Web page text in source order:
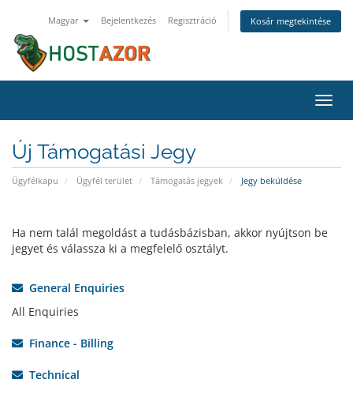
Magyar Bejelentkezés Regisztráció Kosár megtekintése
a
Új Támogatási Jegy
Ügyfélkapu Ügyfél terület Támogatás jegyek Jegy beküldése
Ha nem talál megoldást a tudásbázisban, akkor nyújtson be
jegyet és válassza ki a megfelelő osztályt.
General Enquiries
All Enquiries
Finance - Billing
Technical